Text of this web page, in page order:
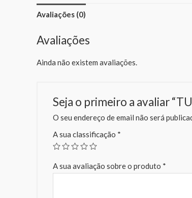
Avaliações (0)
Avaliações
Ainda não existem avaliações.
Seja o primeiro a avaliar
O seu endereço de email não será
A sua classificação *
A sua avaliação sobre o produto *